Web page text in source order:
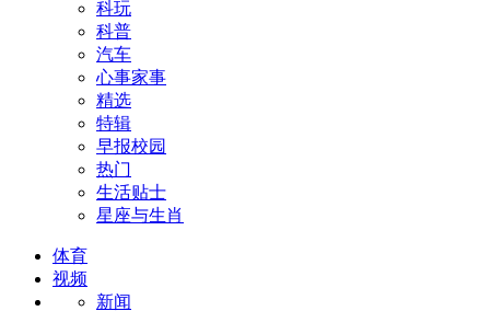
科玩
科普
汽车
心事家事
精选
特辑
早报校园
热门
生活贴士
星座与生肖
体育
视频
新闻